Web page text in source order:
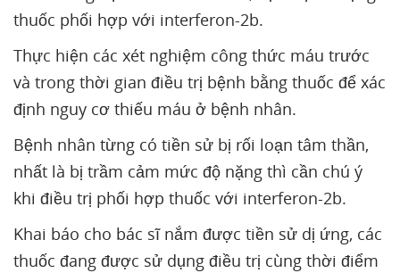
thuốc phối hợp với interferon-2b.
Thực hiện các xét nghiệm công thức máu trước
và trong thời gian điều trị bệnh bằng thuốc để xác
định nguy cơ thiếu máu ở bệnh nhân.
Bệnh nhân từng có tiền sử bị rối loạn tâm thần,
nhất là bị trầm cảm mức độ nặng thì cần chú ý
khi điều trị phối hợp thuốc với interferon-2b.
Khai báo cho bác sĩ nắm được tiền sử dị ứng, các
thuốc đang được sử dụng điều trị cùng thời điểm